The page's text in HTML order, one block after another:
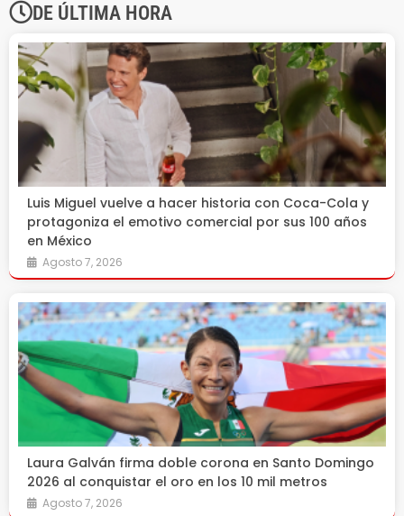
DE ÚLTIMA HORA
Luis Miguel vuelve a hacer historia con Coca-Cola y
protagoniza el emotivo comercial por sus 100 años
en México
Agosto 7, 2026
Laura Galván firma doble corona en Santo Domingo
2026 al conquistar el oro en los 10 mil metros
Agosto 7, 2026